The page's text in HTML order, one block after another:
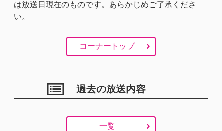
は放送日現在のものです。あらかじめご了承くださ
い。
コーナートップ
過去の放送内容
一覧